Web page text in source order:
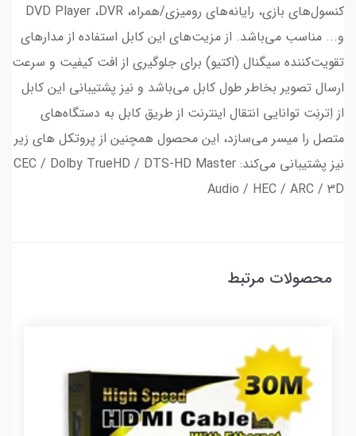
کنسول‌های بازی، رایانه‌های رومیزی/همراه، DVD Player ،DVR
و... مناسب می‌باشد. از مزیت‌های این کابل استفاده از مدارهای
تقویت‌کننده سیگنال (اکتیو) برای جلوگیری از افت کیفیت و سرعت
ارسال تصویر بخاطر طول کابل می‌باشد و نیز پشتیبانی این کابل
از اِترنِت توانایی انتقال اینترنت از طریق کابل به دستگاه‌های
متصل را میسر می‌سازد، این محصول همچنین از پروتکل های زیر
نیز پشتیبانی می‌کند: CEC / Dolby TrueHD / DTS-HD Master
Audio / HEC / ARC / 3D
محصولات مرتبط